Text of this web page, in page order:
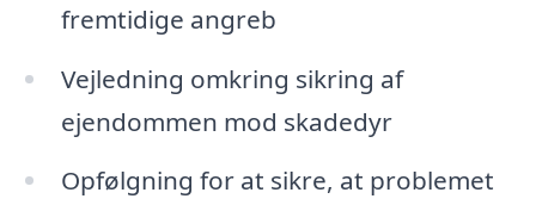
fremtidige angreb
Vejledning omkring sikring af
ejendommen mod skadedyr
Opfølgning for at sikre, at problemet